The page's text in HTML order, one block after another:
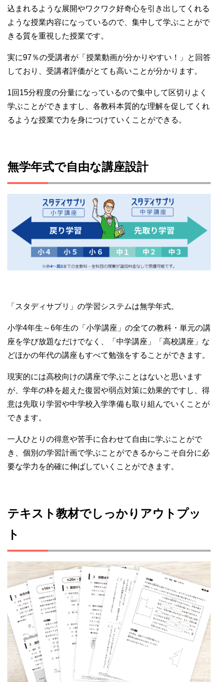
込まれるような展開やワクワク好奇心を引き出してくれる
ような授業内容になっているので、集中して学ぶことがで
きる質を重視した授業です。
実に97％の受講者が「授業動画が分かりやすい！」と回答
しており、受講者評価がとても高いことが分かります。
1回15分程度の分量になっているので集中して区切りよく
学ぶことができますし、各教科本質的な理解を促してくれ
るような授業で力を身につけていくことができる。
無学年式で自由な講座設計
「スタディサプリ」の学習システムは無学年式。
小学4年生～6年生の「小学講座」の全ての教科・単元の講
座を学び放題なだけでなく、「中学講座」「高校講座」な
どほかの年代の講座もすべて勉強をすることができます。
現実的には高校向けの講座で学ぶことはないと思います
が、学年の枠を超えた復習や弱点対策に効果的ですし、得
意は先取り学習や中学校入学準備も取り組んでいくことが
できます。
一人ひとりの得意や苦手に合わせて自由に学ぶことがで
き、個別の学習計画で学ぶことができるからこそ自分に必
要な学力を的確に伸ばしていくことができます。
テキスト教材でしっかりアウトプッ
ト